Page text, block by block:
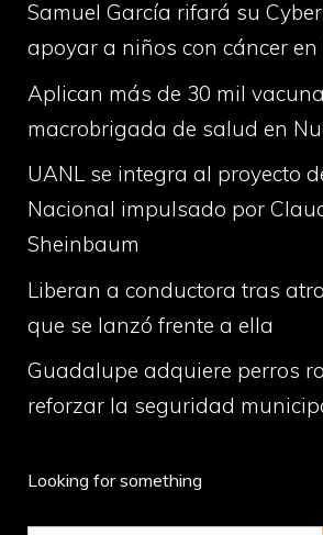
Samuel García rifará su
apoyar a niños con cáncer en
Aplican más de 30 mil
macrobrigada de salud en
UANL se integra al proyecto
Nacional impulsado por
Sheinbaum
Liberan a conductora tras
que se lanzó frente a ella
Guadalupe adquiere perros
reforzar la seguridad
Looking for something